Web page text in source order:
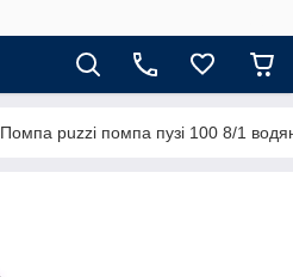
Помпа puzzi помпа пузі 100 8/1